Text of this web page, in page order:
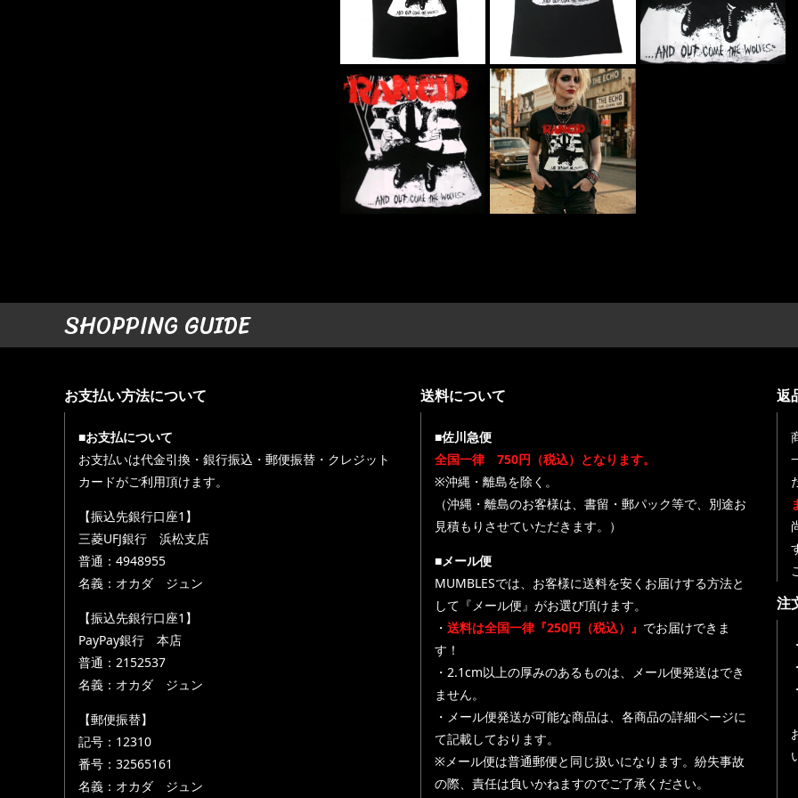
SHOPPING GUIDE
お支払い方法について
■お支払について
お支払いは代金引換・銀行振込・郵便振替・クレジット
カードがご利用頂けます。
【振込先銀行口座1】
三菱UFJ銀行 浜松支店
普通：4948955
名義：オカダ ジュン
【振込先銀行口座1】
PayPay銀行 本店
普通：2152537
名義：オカダ ジュン
【郵便振替】
記号：12310
番号：32565161
名義：オカダ ジュン
送料について
■佐川急便
全国一律 750円（税込）となります。
※沖縄・離島を除く。
（沖縄・離島のお客様は、書留・郵パック等で、別途お
見積もりさせていただきます。）
■メール便
MUMBLESでは、お客様に送料を安くお届けする方法と
して『メール便』がお選び頂けます。
・ 送料は全国一律『250円（税込）』 でお届けできま
す！
・2.1cm以上の厚みのあるものは、メール便発送はでき
ません。
・メール便発送が可能な商品は、各商品の詳細ページに
て記載しております。
※メール便は普通郵便と同じ扱いになります。紛失事故
の際、責任は負いかねますのでご了承ください。
返
注